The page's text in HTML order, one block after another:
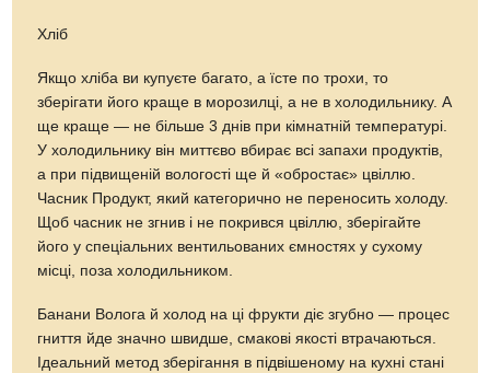
Хліб
Якщо хліба ви купуєте багато, а їсте по трохи, то
зберігати його краще в морозилці, а не в холодильнику. А
ще краще — не більше 3 днів при кімнатній температурі.
У холодильнику він миттєво вбирає всі запахи продуктів,
а при підвищеній вологості ще й «обростає» цвіллю.
Часник Продукт, який категорично не переносить холоду.
Щоб часник не згнив і не покрився цвіллю, зберігайте
його у спеціальних вентильованих ємностях у сухому
місці, поза холодильником.
Банани Волога й холод на ці фрукти діє згубно — процес
гниття йде значно швидше, смакові якості втрачаються.
Ідеальний метод зберігання в підвішеному на кухні стані